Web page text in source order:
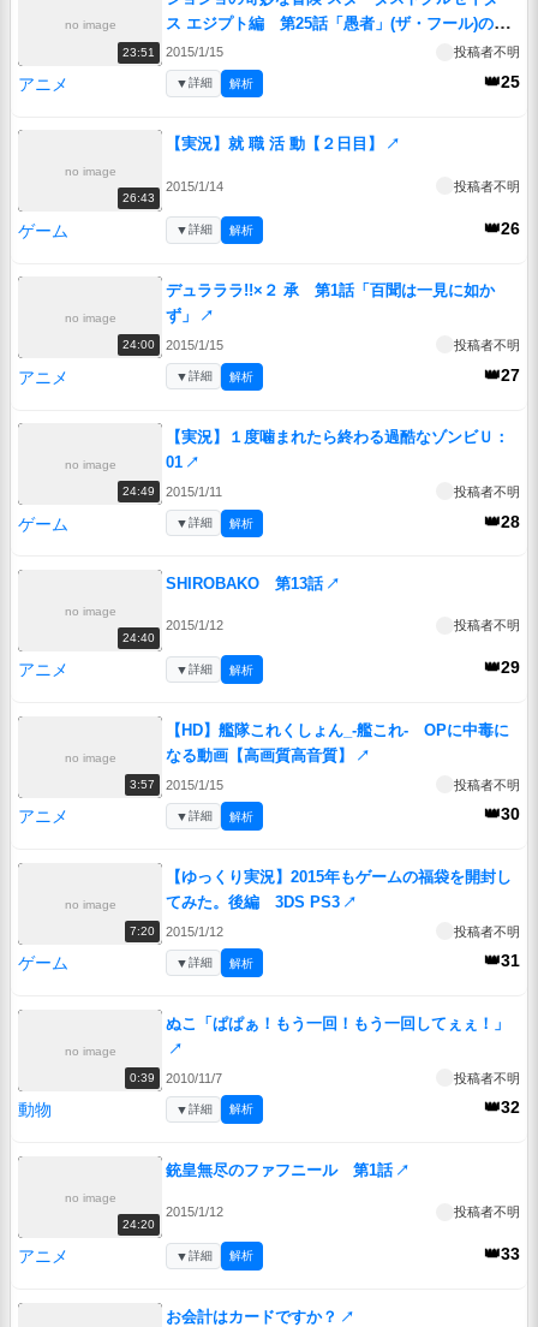
no image
23:51
ス エジプト編 第25話「愚者」(ザ・フール)のイ
ギーと「ゲブ神」のンドゥール その1
2015/1/15 投稿者不明
アニメ 👑25
▼詳細 解析
no image
26:43
【実況】就 職 活 動【２日目】 ↗
2015/1/14 投稿者不明
ゲーム 👑26
▼詳細 解析
no image
24:00
デュラララ!!×２ 承 第1話「百聞は一見に如か
ず」
↗
2015/1/15 投稿者不明
アニメ 👑27
▼詳細 解析
no image
24:49
【実況】１度噛まれたら終わる過酷なゾンビＵ：
01 ↗
2015/1/11 投稿者不明
ゲーム 👑28
▼詳細 解析
no image
24:40
SHIROBAKO 第13話 ↗
2015/1/12 投稿者不明
アニメ 👑29
▼詳細 解析
no image
3:57
【HD】艦隊これくしょん_-艦これ- OPに中毒に
なる動画【高画質高音質】
↗
2015/1/15 投稿者不明
アニメ 👑30
▼詳細 解析
no image
7:20
【ゆっくり実況】2015年もゲームの福袋を開封し
てみた。後編 3DS PS3 ↗
2015/1/12 投稿者不明
ゲーム 👑31
▼詳細 解析
no image
0:39
ぬこ「ぱぱぁ！もう一回！もう一回してぇぇ！」
↗
2010/11/7 投稿者不明
動物 👑32
▼詳細 解析
no image
24:20
銃皇無尽のファフニール 第1話 ↗
2015/1/12 投稿者不明
アニメ 👑33
▼詳細 解析
お会計はカードですか？ ↗